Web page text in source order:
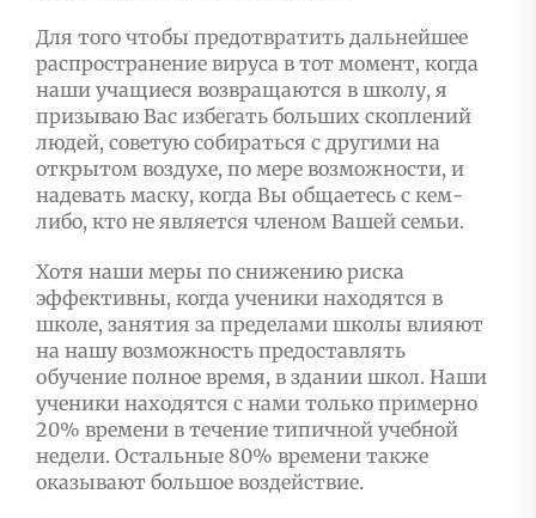
Для того чтобы предотвратить дальнейшее
распространение вируса в тот момент, когда
наши учащиеся возвращаются в школу, я
призываю Вас избегать больших скоплений
людей, советую собираться с другими на
открытом воздухе, по мере возможности, и
надевать маску, когда Вы общаетесь с кем-
либо, кто не является членом Вашей семьи.
Хотя наши меры по снижению риска
эффективны, когда ученики находятся в
школе, занятия за пределами школы влияют
на нашу возможность предоставлять
обучение полное время, в здании школ. Наши
ученики находятся с нами только примерно
20% времени в течение типичной учебной
недели. Остальные 80% времени также
оказывают большое воздействие.